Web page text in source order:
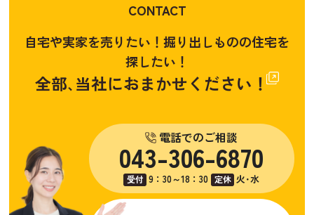
CONTACT
自宅や実家を売りたい！掘り出しものの住宅を
探したい！
全部､当社におまかせください！
電話でのご相談
043-306-6870
受付 9：30～18：30 定休 火･水